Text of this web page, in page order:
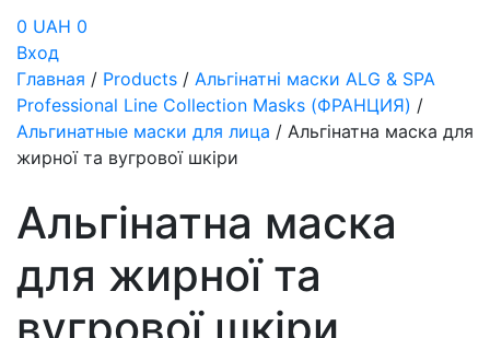
0 UAH 0
Вход
Главная / Products / Альгінатні маски ALG & SPA
Professional Line Collection Masks (ФРАНЦИЯ) /
Альгинатные маски для лица / Альгінатна маска для
жирної та вугрової шкіри
Альгінатна маска
для жирної та